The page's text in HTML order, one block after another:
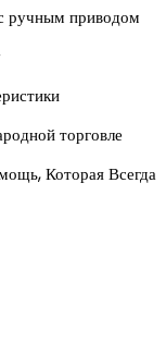
ручным приводом
торговле
Которая Всегда